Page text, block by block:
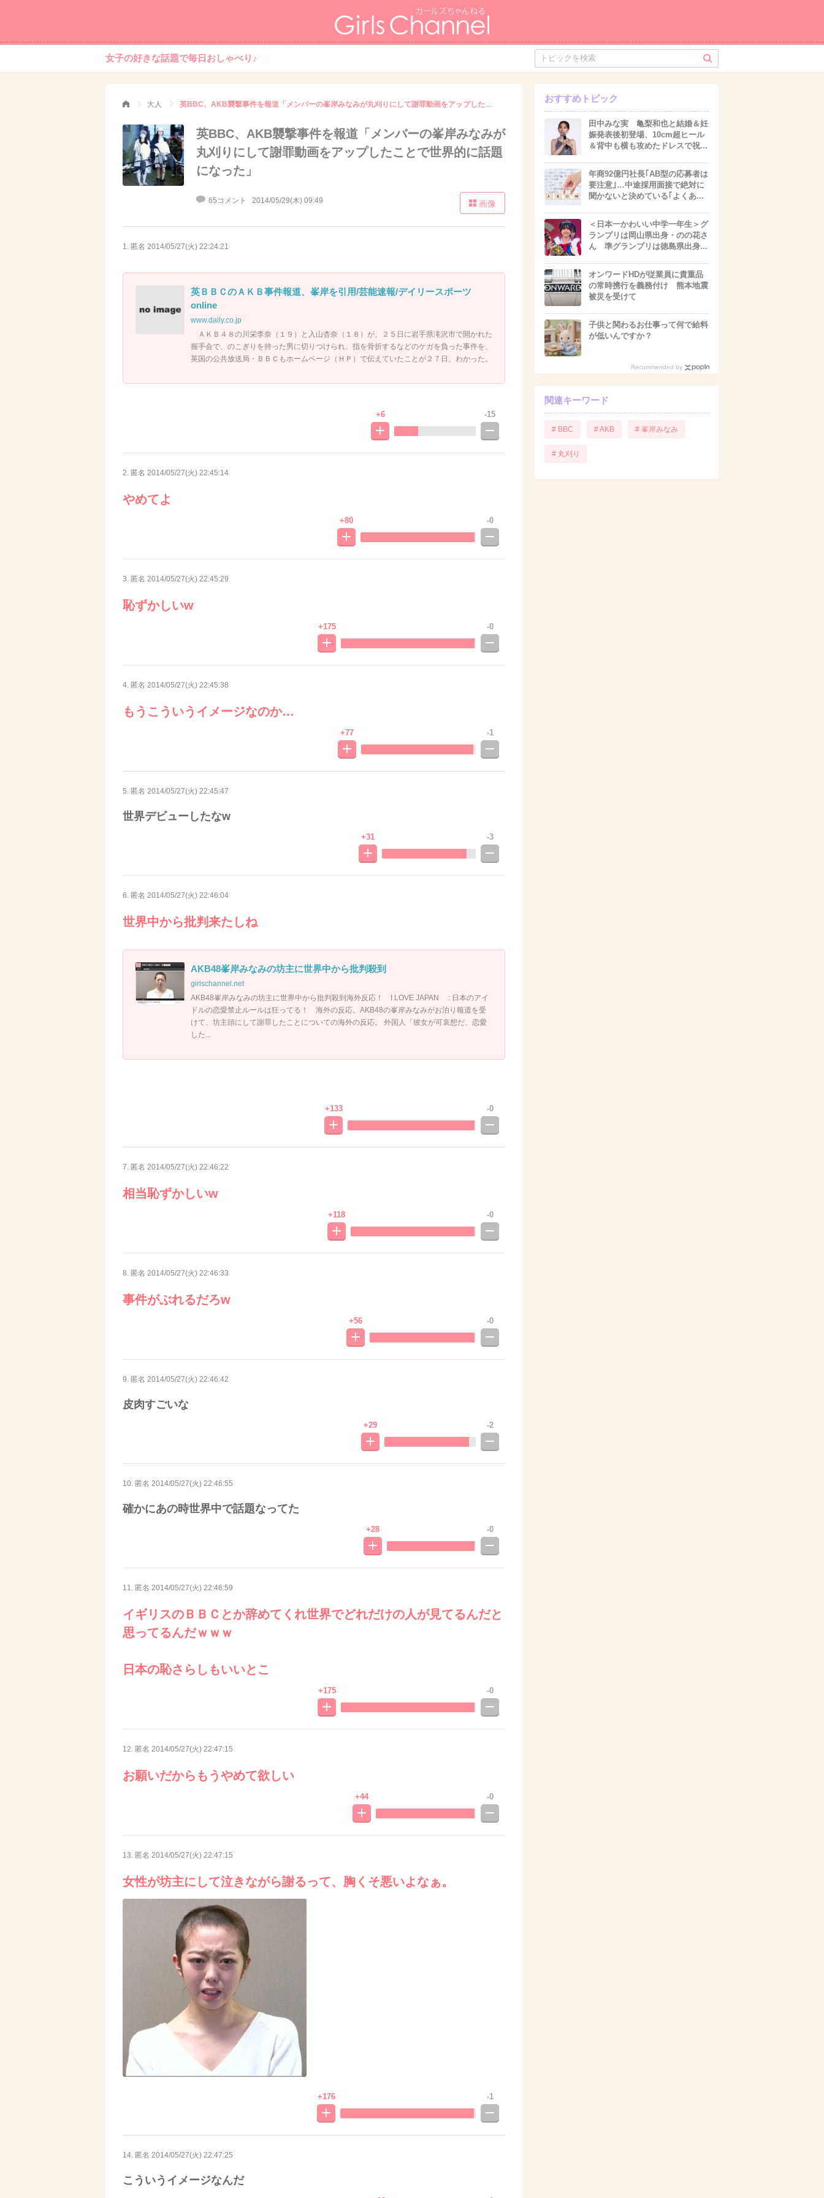
女子の好きな話題で毎日おしゃべり♪
大人 英BBC、AKB襲撃事件を報道「メンバーの峯岸みなみが丸刈りにして謝罪動画をアップしたことで世界的に話題になった」
英BBC、AKB襲撃事件を報道「メンバーの峯岸みなみが
丸刈りにして謝罪動画をアップしたことで世界的に話題
になった」
65コメント 2014/05/29(木) 09:49 画像
1. 匿名 2014/05/27(火) 22:24:21
英ＢＢＣのＡＫＢ事件報道、峯岸を引用/芸能速報/デイリースポーツ
online
www.daily.co.jp
ＡＫＢ４８の川栄李奈（１９）と入山杏奈（１８）が、２５日に岩手県滝沢市で開かれた
握手会で、のこぎりを持った男に切りつけられ、指を骨折するなどのケガを負った事件を、
英国の公共放送局・ＢＢＣもホームページ（ＨＰ）で伝えていたことが２７日、わかった。
+6 -15
2. 匿名 2014/05/27(火) 22:45:14
やめてよ
+80 -0
3. 匿名 2014/05/27(火) 22:45:29
恥ずかしいw
+175 -0
4. 匿名 2014/05/27(火) 22:45:38
もうこういうイメージなのか…
+77 -1
5. 匿名 2014/05/27(火) 22:45:47
世界デビューしたなw
+31 -3
6. 匿名 2014/05/27(火) 22:46:04
世界中から批判来たしね
AKB48峯岸みなみの坊主に世界中から批判殺到
girlschannel.net
AKB48峯岸みなみの坊主に世界中から批判殺到海外反応！ I LOVE JAPAN : 日本のアイ
ドルの恋愛禁止ルールは狂ってる！ 海外の反応。AKB48の峯岸みなみがお泊り報道を受
けて、坊主頭にして謝罪したことについての海外の反応。 外国人「彼女が可哀想だ、恋愛
した...
+133 -0
7. 匿名 2014/05/27(火) 22:46:22
相当恥ずかしいw
+118 -0
8. 匿名 2014/05/27(火) 22:46:33
事件がぶれるだろw
+56 -0
9. 匿名 2014/05/27(火) 22:46:42
皮肉すごいな
+29 -2
10. 匿名 2014/05/27(火) 22:46:55
確かにあの時世界中で話題なってた
+28 -0
11. 匿名 2014/05/27(火) 22:46:59
イギリスのＢＢＣとか辞めてくれ世界でどれだけの人が見てるんだと
思ってるんだｗｗｗ
日本の恥さらしもいいとこ
+175 -0
12. 匿名 2014/05/27(火) 22:47:15
お願いだからもうやめて欲しい
+44 -0
13. 匿名 2014/05/27(火) 22:47:15
女性が坊主にして泣きながら謝るって、胸くそ悪いよなぁ。
+176 -1
14. 匿名 2014/05/27(火) 22:47:25
こういうイメージなんだ
おすすめトピック
田中みな実 亀梨和也と結婚＆妊
娠発表後初登場、10cm超ヒール
＆背中も横も攻めたドレスで祝...
年商92億円社長｢AB型の応募者は
要注意｣…中途採用面接で絶対に
聞かないと決めている｢よくあ...
＜日本一かわいい中学一年生＞グ
ランプリは岡山県出身・のの花さ
ん 準グランプリは徳島県出身...
オンワードHDが従業員に貴重品
の常時携行を義務付け 熊本地震
被災を受けて
子供と関わるお仕事って何で給料
が低いんですか？
Recommended by
関連キーワード
# BBC # AKB # 峯岸みなみ
# 丸刈り